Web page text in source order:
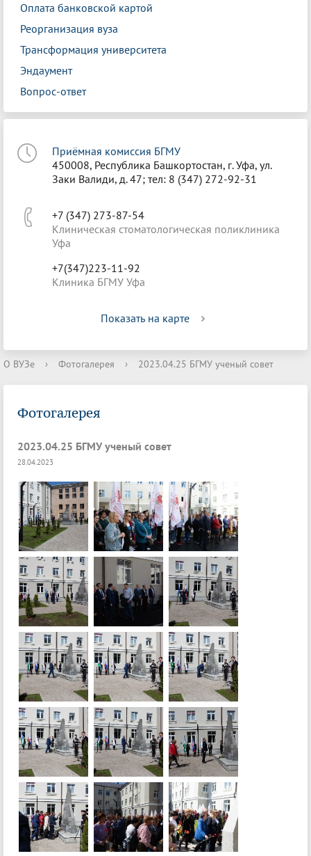
Оплата банковской картой
Реорганизация вуза
Трансформация университета
Эндаумент
Вопрос-ответ
Приёмная комиссия БГМУ
450008, Республика Башкортостан, г. Уфа, ул.
Заки Валиди, д. 47; тел: 8 (347) 272-92-31
+7 (347) 273-87-54
Клиническая стоматологическая поликлиника
Уфа
+7(347)223-11-92
Клиника БГМУ Уфа
Показать на карте
О ВУЗе › Фотогалерея › 2023.04.25 БГМУ ученый совет
Фотогалерея
2023.04.25 БГМУ ученый совет
28.04.2023